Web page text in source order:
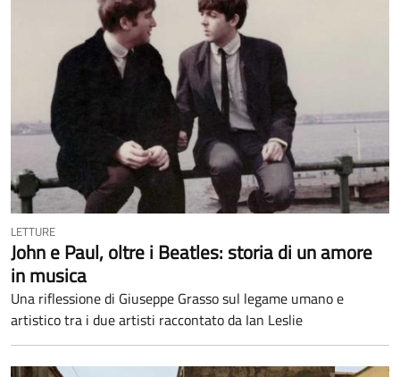
LETTURE
John e Paul, oltre i Beatles: storia di un amore
in musica
Una riflessione di Giuseppe Grasso sul legame umano e
artistico tra i due artisti raccontato da Ian Leslie